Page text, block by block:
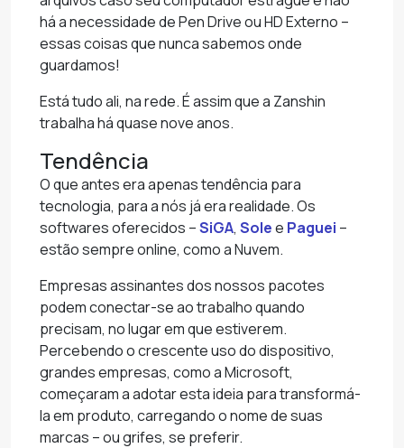
há a necessidade de Pen Drive ou HD Externo –
essas coisas que nunca sabemos onde
guardamos!
Está tudo ali, na rede. É assim que a Zanshin
trabalha há quase nove anos.
Tendência
O que antes era apenas tendência para
tecnologia, para a nós já era realidade. Os
softwares oferecidos –SiGA, Solee Paguei –
estão sempre online, como a Nuvem.
Empresas assinantes dos nossos pacotes
podem conectar-se ao trabalho quando
precisam, no lugar em que estiverem.
Percebendo o crescente uso do dispositivo,
grandes empresas, como a Microsoft,
começaram a adotar esta ideia para transformá-
la em produto, carregando o nome de suas
marcas – ou grifes, se preferir.